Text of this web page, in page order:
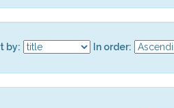
by: In order: